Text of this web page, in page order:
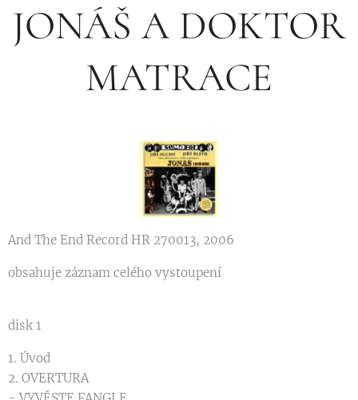
JONÁŠ A DOKTOR
MATRACE
And The End Record HR 270013, 2006
obsahuje záznam celého vystoupení
disk 1
1. Úvod
2. OVERTURA